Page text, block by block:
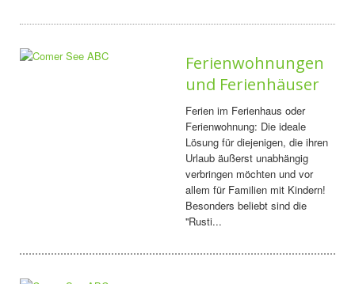
Ferienwohnungen
und Ferienhäuser
Ferien im Ferienhaus oder
Ferienwohnung: Die ideale
Lösung für diejenigen, die ihren
Urlaub äußerst unabhängig
verbringen möchten und vor
allem für Familien mit Kindern!
Besonders beliebt sind die
''Rusti...